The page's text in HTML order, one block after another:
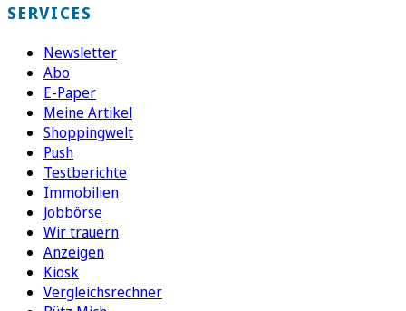
SERVICES
Newsletter
Abo
E-Paper
Meine Artikel
Shoppingwelt
Push
Testberichte
Immobilien
Jobbörse
Wir trauern
Anzeigen
Kiosk
Vergleichsrechner